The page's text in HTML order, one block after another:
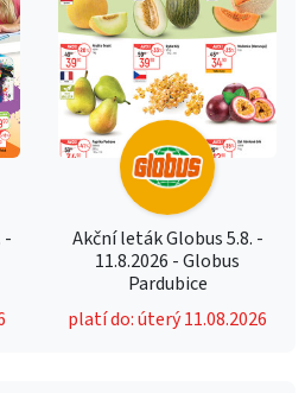
-
Akční leták Globus 5.8. -
11.8.2026 - Globus
Pardubice
platí do: úterý 11.08.2026